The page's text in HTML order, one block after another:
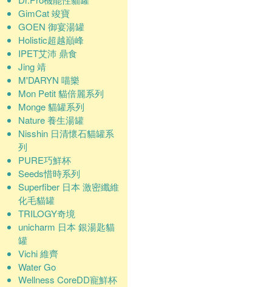
GimCat 竣寶
GOEN 御宴湯罐
Holistic超越巔峰
IPET艾沛 鼎食
Jing 靖
M'DARYN 喵樂
Mon Petit 貓倍麗系列
Monge 貓罐系列
Nature 養生湯罐
Nisshin 日清懷石貓罐系
列
PURE巧鮮杯
Seeds惜時系列
Superfiber 日本 激密纖維
化毛貓罐
TRILOGY奇境
unicharm 日本 銀湯匙貓
罐
Vichi 維齊
Water Go
Wellness CoreDD寵鮮杯